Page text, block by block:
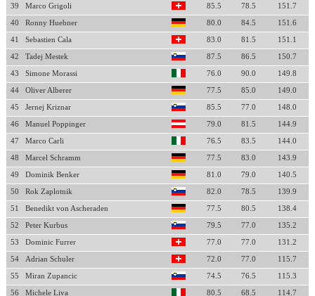
39 Marco Grigoli 85.5 78.5 151.7
40 Ronny Huebner 80.0 84.5 151.6
41 Sebastien Cala 83.0 81.5 151.1
42 Tadej Mestek 87.5 86.5 150.7
43 Simone Morassi 76.0 90.0 149.8
44 Oliver Alberer 77.5 85.0 149.0
45 Jernej Kriznar 85.5 77.0 148.0
46 Manuel Poppinger 79.0 81.5 144.9
47 Marco Carli 76.5 83.5 144.0
48 Marcel Schramm 77.5 83.0 143.9
49 Dominik Benker 81.0 79.0 140.5
50 Rok Zaplotnik 82.0 78.5 139.9
51 Benedikt von Ascheraden 77.5 80.5 138.4
52 Peter Kurbus 79.5 77.0 135.2
53 Dominic Furrer 77.0 77.0 131.2
54 Adrian Schuler 72.0 77.0 115.7
55 Miran Zupancic 74.5 76.5 115.3
56 Michele Liva 80.5 68.5 114.7